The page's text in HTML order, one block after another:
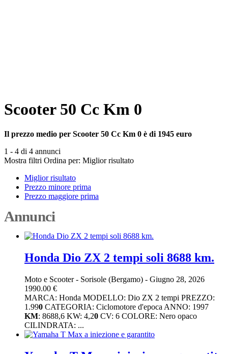
Scooter 50 Cc Km 0
Il prezzo medio per Scooter 50 Cc Km 0 è di 1945 euro
1 - 4 di 4 annunci
Mostra filtri Ordina per: Miglior risultato
Miglior risultato
Prezzo minore prima
Prezzo maggiore prima
Annunci
Honda Dio ZX 2 tempi soli 8688 km.
Moto e Scooter- Sorisole (Bergamo) - Giugno 28, 2026
1990.00 €
MARCA: Honda MODELLO: Dio ZX 2 tempi PREZZO:
1.990 CATEGORIA: Ciclomotore d'epoca ANNO: 1997
KM: 8688,6 KW: 4,20 CV: 6 COLORE: Nero opaco
CILINDRATA: ...